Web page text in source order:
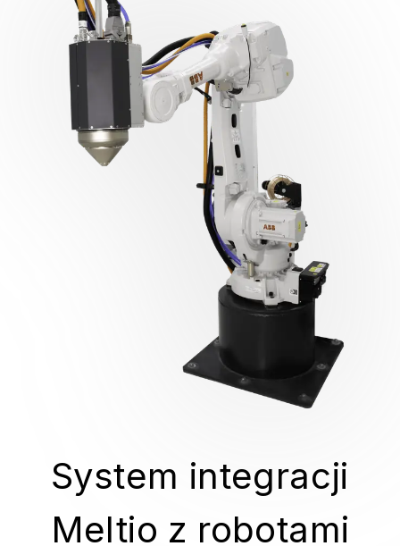
System integracji
Meltio z robotami